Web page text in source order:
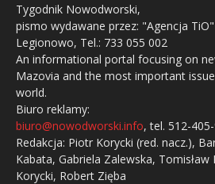
Tygodnik Nowodworski,
pismo wydawane przez: "Agencja
Legionowo, Tel.: 733 055 002
An informational portal focusing on
Mazovia and the most important
world.
Biuro reklamy:
biuro@nowodworski.info, tel. 512-
Redakcja: Piotr Korycki (red. nacz.),
Kabata, Gabriela Zalewska, Tomisław
Korycki, Robert Zięba